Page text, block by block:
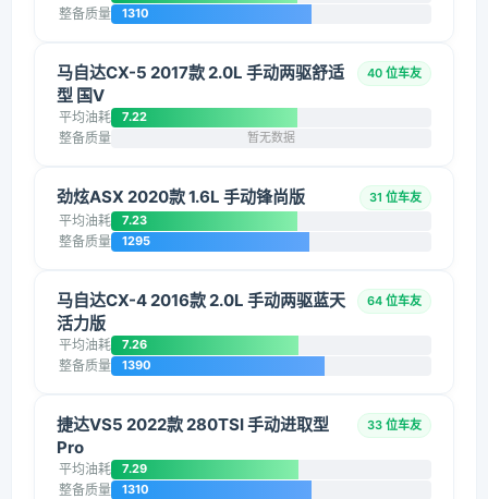
整备质量 1310
马自达CX-5 2017款 2.0L 手动两驱舒适
型 国V
40 位车友
平均油耗 7.22
整备质量 暂无数据
劲炫ASX 2020款 1.6L 手动锋尚版 31 位车友
平均油耗 7.23
整备质量 1295
马自达CX-4 2016款 2.0L 手动两驱蓝天
活力版
64 位车友
平均油耗 7.26
整备质量 1390
捷达VS5 2022款 280TSI 手动进取型
Pro
33 位车友
平均油耗 7.29
整备质量 1310